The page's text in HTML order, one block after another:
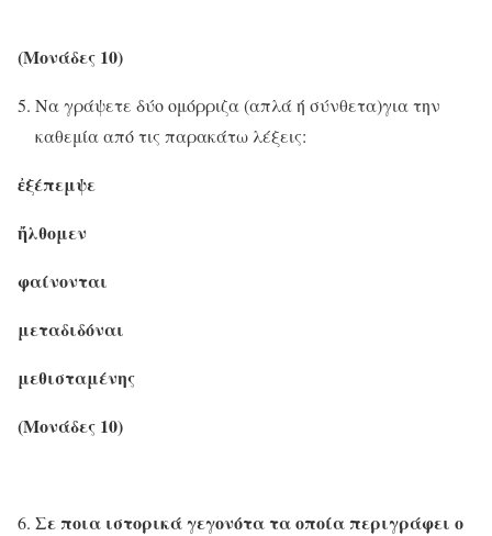
(Μονάδες 10)
Να γράψετε δύο ομόρριζα (απλά ή σύνθετα)για την
καθεμία από τις παρακάτω λέξεις:
ἐξέπεμψε
ἤλθομεν
φαίνονται
μεταδιδόναι
μεθισταμένης
(Μονάδες 10)
Σε ποια ιστορικά γεγονότα τα οποία περιγράφει ο